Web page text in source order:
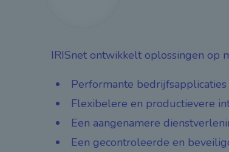
IRISnet ontwikkelt oplossingen op
Performante
Flexibelere en productievere
Een aangenamere
Een gecontroleerde en